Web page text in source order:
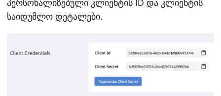
პერსონალიზებული კლიენტის ID და კლიენტის
საიდუმლო დეტალები.